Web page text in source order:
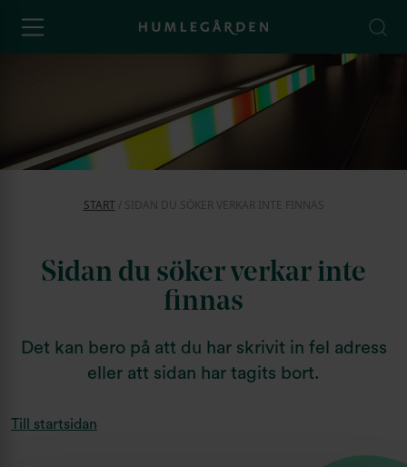
START/ SIDAN DU SÖKER VERKAR INTE FINNAS
Sidan du söker verkar inte
finnas
Det kan bero på att du har skrivit in fel adress
eller att sidan har tagits bort.
Till startsidan